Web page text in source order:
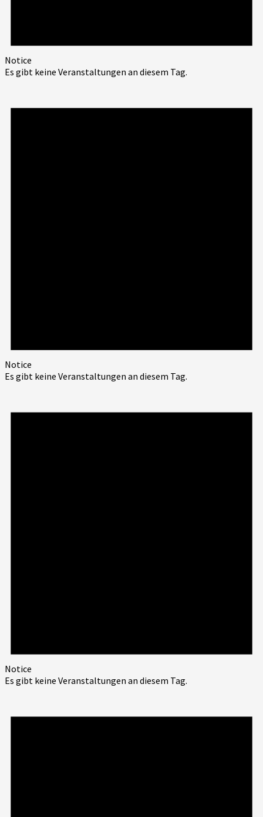
Notice
Es gibt keine Veranstaltungen an diesem Tag.
Notice
Es gibt keine Veranstaltungen an diesem Tag.
Notice
Es gibt keine Veranstaltungen an diesem Tag.